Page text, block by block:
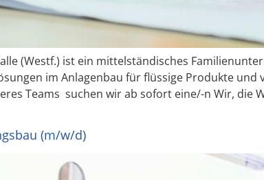
(Westf.) ist ein mittelständisches
im Anlagenbau für flüssige Produkte
Teams suchen wir ab sofort eine/-n Wir, die
(m/w/d)